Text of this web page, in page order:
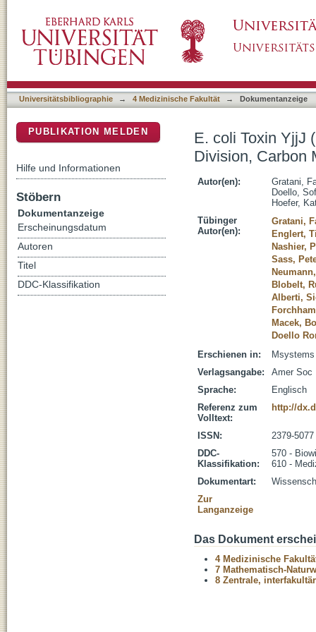
Metabolism, and Ribosome Assembly
Universitätsbibliographie → 4 Medizinische Fakultät → Dokumentanzeige
E. coli Toxin YjjJ
Division, Carbon
Autor(en):
Gratani,
Doello,
Hoefer,
Tübinger
Autor(en):
Gratani,
Englert,
Nashier,
Sass,
Blobelt,
Alberti,
Macek,
Doello
Erschienen in:
Verlagsangabe:
Amer Soc
Sprache:
Englisch
Referenz zum
Volltext:
http://
ISSN:
2379-5077
DDC-
Klassifikation:
570 -
610 -
Dokumentart:
Zur
Langanzeige
Das Dokument
4 Medizinische
7 Mathematisch-
8 Zentrale,
PUBLIKATION MELDEN
Hilfe und Informationen
Stöbern
Dokumentanzeige
Erscheinungsdatum
Autoren
Titel
DDC-Klassifikation